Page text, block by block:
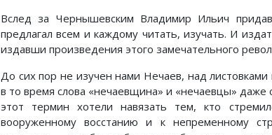
Вслед за Чернышевским Владимир Ильич
предлагал всем и каждому читать, изучать. И
издавши произведения этого замечательного
До сих пор не изучен нами Нечаев, над
в то время слова «нечаевщина» и «нечаевцы»
этот термин хотели навязать тем, кто
вооруженному восстанию и к непременному